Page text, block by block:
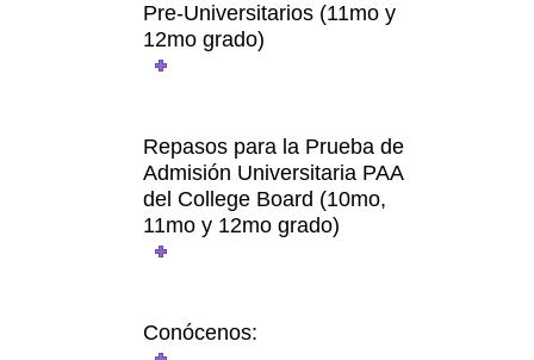
Pre-Universitarios (11mo y
12mo grado)
Repasos para la Prueba de
Admisión Universitaria PAA
del College Board (10mo,
11mo y 12mo grado)
Conócenos: